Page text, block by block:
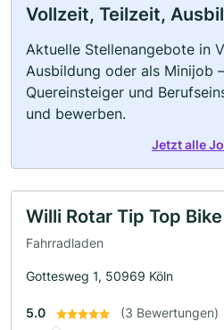
Vollzeit, Teilzeit,
Aktuelle Stellenangebote in
Ausbildung oder als Minijob
Quereinsteiger und
und bewerben.
Jetzt alle
Willi Rotar Tip Top
Fahrradladen
Gottesweg 1, 50969 Köln
5.0 (3 Bewertungen)